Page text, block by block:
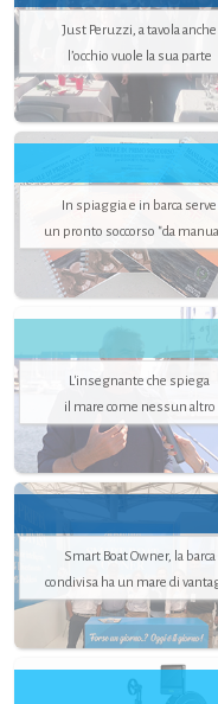
Just Peruzzi, a tavola anche
l’occhio vuole la sua parte
In spiaggia e in barca serve
un pronto soccorso "da
L'insegnante che spiega
il mare come nessun altro
Smart Boat Owner, la barca
condivisa ha un mare di